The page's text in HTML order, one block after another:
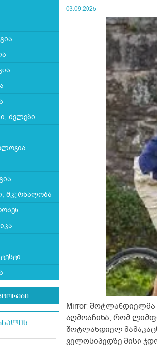
ძვლები
მკურნალობა
03.09.2025
Mirror:
აღმოაჩინა, რომ
შოტლანდიელ
ველოსიპედზე მისი